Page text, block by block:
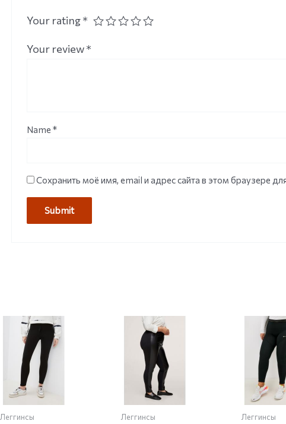
Your rating*
Your review*
Name*
Сохранить моё имя, email и адрес сайта в этом браузере
Леггинсы Леггинсы Леггинсы